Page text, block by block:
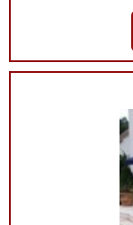
nível de
assegura
destinadas
de
entanto,
assegura, o